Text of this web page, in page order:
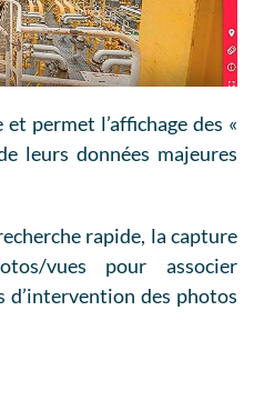
permet l’affichage des «
leurs données majeures
rapide, la capture
vues pour associer
d’intervention des photos